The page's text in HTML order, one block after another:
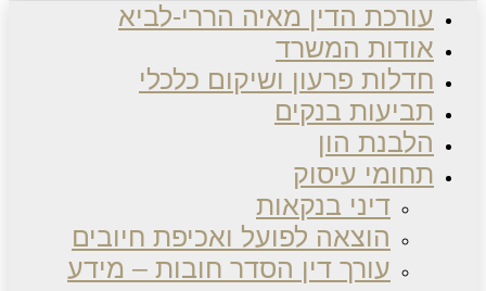
עורכת הדין מאיה הררי-לביא
אודות המשרד
חדלות פרעון ושיקום כלכלי
תביעות בנקים
הלבנת הון
תחומי עיסוק
דיני בנקאות
הוצאה לפועל ואכיפת חיובים
עורך דין הסדר חובות – מידע